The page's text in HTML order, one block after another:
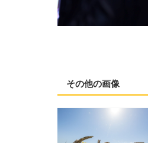
その他の画像